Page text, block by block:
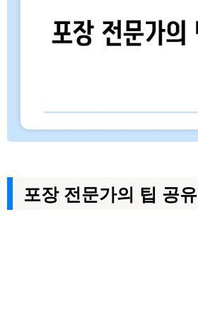
포장 전문가의 팁 공유